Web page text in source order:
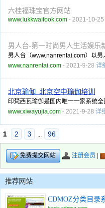
六桂福珠宝官方网站
www.lukkwaifook.com - 2021-10-25
男人台-第一时尚男人生活娱乐
男人台（www.nanrentai.com）以
www.nanrentai.com - 2021-9-28 详
北京瑜伽_北京空中瑜伽培训
印梵西瓦瑜伽是国内唯一一家系统
www.xiwayujia.com - 2021-9-28 详
1 2 3 ... 96
免费提交网站 注册会员
推荐网站
CDMOZ分类目录